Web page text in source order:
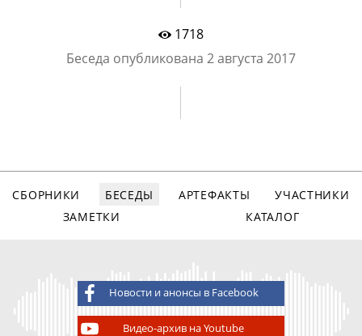
1718
Беседа опубликована 2 августа 2017
СБОРНИКИ БЕСЕДЫ АРТЕФАКТЫ
УЧАСТНИКИ
ЗАМЕТКИ
КАТАЛОГ
Новости и анонсы в Facebook
Видео-архив на Youtube